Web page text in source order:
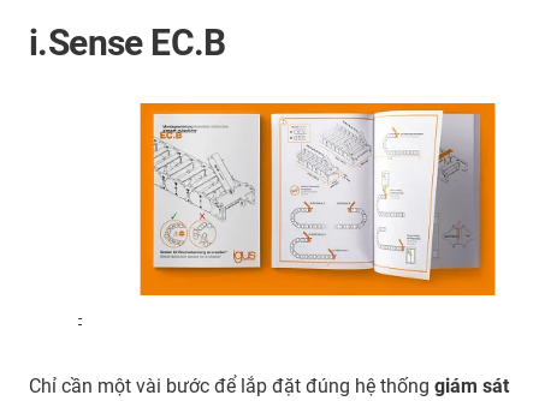
i.Sense EC.B
-
Chỉ cần một vài bước để lắp đặt đúng hệ thống giám sát